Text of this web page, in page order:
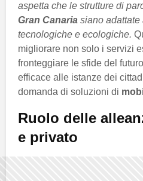
aspetta che le strutture di
Gran Canaria siano
tecnologiche e ecologiche.
migliorare non solo i servizi
fronteggiare le sfide del
efficace alle istanze dei
domanda di soluzioni di
Ruolo delle
e privato